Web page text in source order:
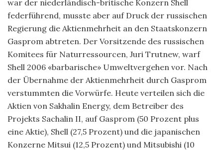
war der niederländisch-britische Konzern Shell
federführend, musste aber auf Druck der russischen
Regierung die Aktienmehrheit an den Staatskonzern
Gasprom abtreten. Der Vorsitzende des russischen
Komitees für Naturressourcen, Juri Trutnew, warf
Shell 2006 «barbarische» Umweltvergehen vor. Nach
der Übernahme der Aktienmehrheit durch Gasprom
verstummten die Vorwürfe. Heute verteilen sich die
Aktien von Sakhalin Energy, dem Betreiber des
Projekts Sachalin II, auf Gasprom (50 Prozent plus
eine Aktie), Shell (27,5 Prozent) und die japanischen
Konzerne Mitsui (12,5 Prozent) und Mitsubishi (10